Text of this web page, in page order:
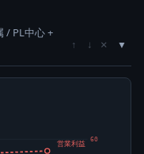
/ PL中心 +
↑ ↓ ×
60
営業利益